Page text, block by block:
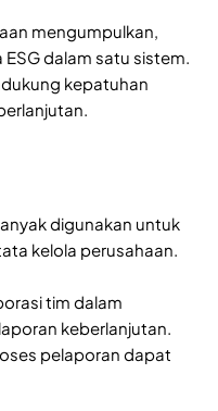
mengumpulkan,
dalam satu sistem.
kepatuhan
digunakan untuk
kelola perusahaan.
tim dalam
keberlanjutan.
pelaporan dapat